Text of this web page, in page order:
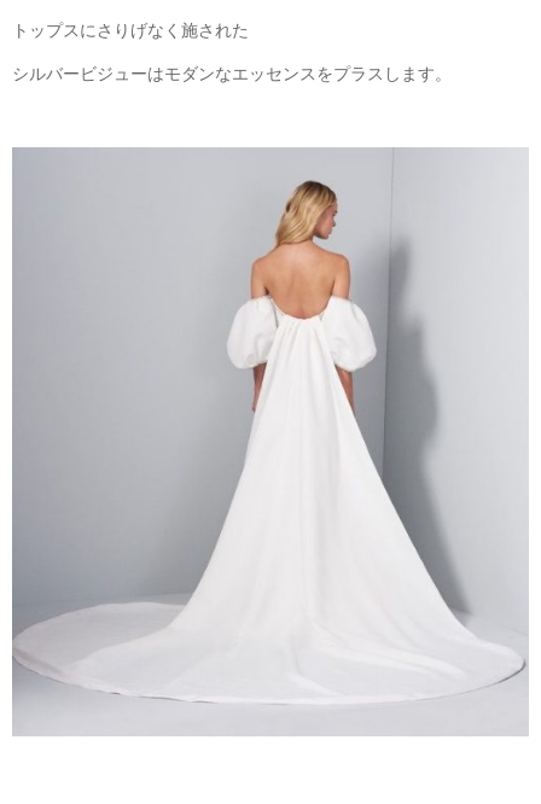
トップスにさりげなく施された
シルバービジューはモダンなエッセンスをプラスします。